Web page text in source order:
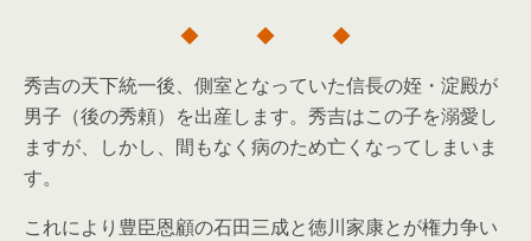
◆ ◆ ◆
秀吉の天下統一後、側室となっていた信長の姪・淀殿が
男子（後の秀頼）を出産します。秀吉はこの子を溺愛し
ますが、しかし、間もなく病のため亡くなってしまいま
す。
これにより豊臣恩顧の石田三成と徳川家康とが権力争い